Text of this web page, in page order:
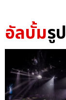
อัลบั้มรูป